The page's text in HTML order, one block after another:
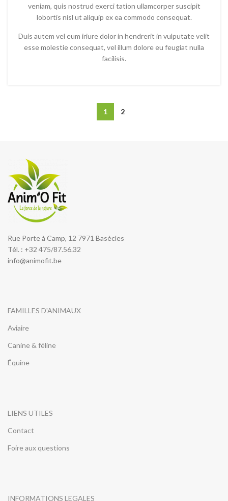
veniam, quis nostrud exerci tation ullamcorper suscipit
lobortis nisl ut aliquip ex ea commodo consequat.
Duis autem vel eum iriure dolor in hendrerit in vulputate velit
esse molestie consequat, vel illum dolore eu feugiat nulla
facilisis.
1 2
Rue Porte à Camp, 12 7971 Basècles
Tél. : +32 475/87.56.32
info@animofit.be
FAMILLES D'ANIMAUX
Aviaire
Canine & féline
Équine
LIENS UTILES
Contact
Foire aux questions
INFORMATIONS LEGALES